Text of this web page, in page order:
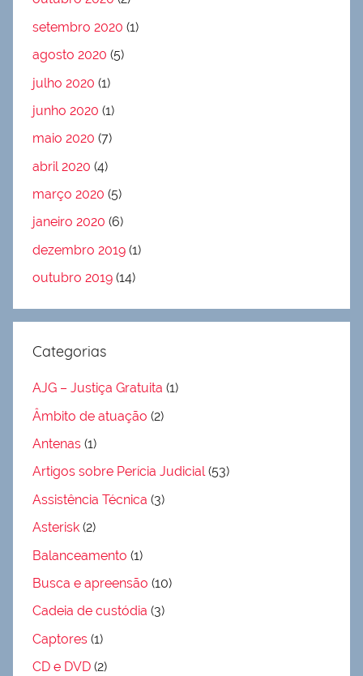
setembro 2020 (1)
agosto 2020 (5)
julho 2020 (1)
junho 2020 (1)
maio 2020 (7)
abril 2020 (4)
março 2020 (5)
janeiro 2020 (6)
dezembro 2019 (1)
outubro 2019 (14)
Categorias
AJG – Justiça Gratuita (1)
Âmbito de atuação (2)
Antenas (1)
Artigos sobre Perícia Judicial(53)
Assistência Técnica (3)
Asterisk (2)
Balanceamento (1)
Busca e apreensão (10)
Cadeia de custódia (3)
Captores (1)
CD e DVD (2)